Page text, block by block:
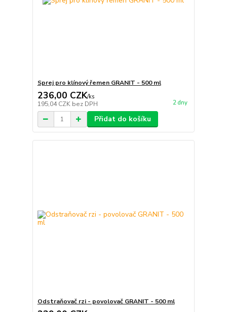
Sprej pro klínový řemen GRANIT - 500 ml
236,00 CZK/ks
195,04 CZK bez DPH 2 dny
Přidat do košíku
Odstraňovač rzi - povolovač GRANIT - 500 ml